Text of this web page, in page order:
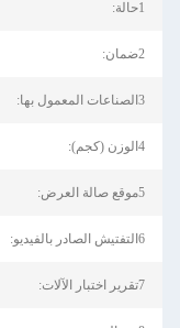
1حالة:
2ضمان:
3الصناعات المعمول بها:
4الوزن (كجم):
5موقع صالة العرض:
6التفتيش الصادر بالفيديو:
7تقرير اختبار الآلات: